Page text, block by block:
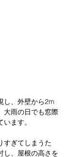
し、外壁から2m
大雨の日でも窓際
ます。
すぎてしまうた
し、屋根の高さを